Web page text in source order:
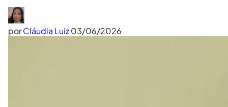
porCláudia Luiz03/06/2026